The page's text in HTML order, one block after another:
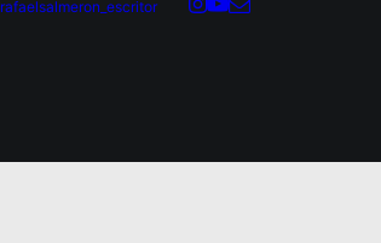
rafaelsalmeron_escritor